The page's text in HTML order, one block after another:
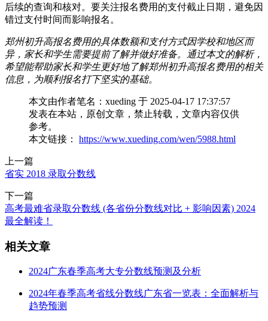
后续的查询和核对。要关注报名费用的支付截止日期，避免因
错过支付时间而影响报名。
郑州初升高报名费用的具体数额和支付方式因学校和地区而
异，家长和学生需要提前了解并做好准备。通过本文的解析，
希望能帮助家长和学生更好地了解郑州初升高报名费用的相关
信息，为顺利报名打下坚实的基础。
本文由作者笔名：xueding 于 2025-04-17 17:37:57
发表在本站，原创文章，禁止转载，文章内容仅供
参考。
本文链接： https://www.xueding.com/wen/5988.html
上一篇
省实 2018 录取分数线
下一篇
高考最难省录取分数线 (各省份分数线对比 + 影响因素) 2024
最全解读！
相关文章
2024广东春季高考大专分数线预测及分析
2024年春季高考省线分数线广东省一览表：全面解析与
趋势预测